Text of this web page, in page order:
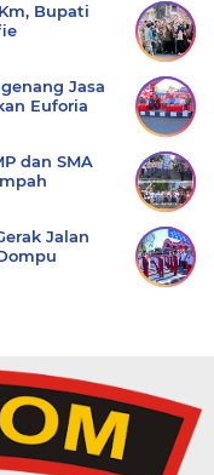
Bupati
Jasa
Euforia
dan SMA
Jalan